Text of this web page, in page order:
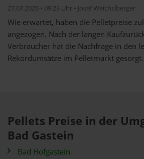
27.07.2026 • 09:23 Uhr • Josef Weichslberger
Wie erwartet, haben die Pelletpreise
angezogen. Nach der langen
Verbraucher hat die Nachfrage in den
Rekordumsätze im Pelletmarkt
Pellets Preise in der
Bad Gastein
Bad Hofgastein